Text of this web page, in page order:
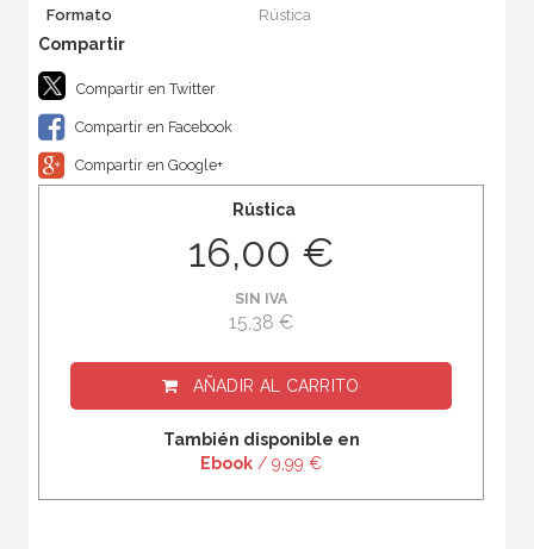
Formato
Rústica
Compartir en Twitter
Compartir en Facebook
Compartir en Google+
Rústica
16,00 €
SIN IVA
15,38 €
AÑADIR AL CARRITO
También disponible en
Ebook / 9,99 €